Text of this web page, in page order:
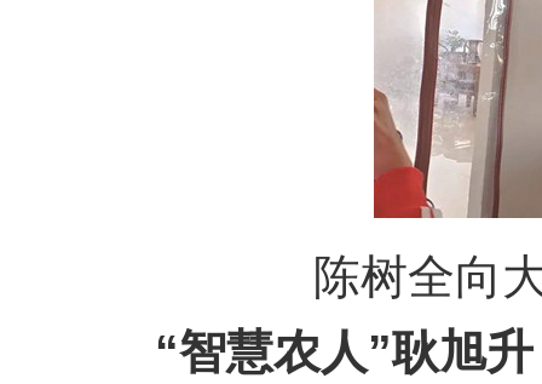
陈树全向
“智慧农人”耿旭